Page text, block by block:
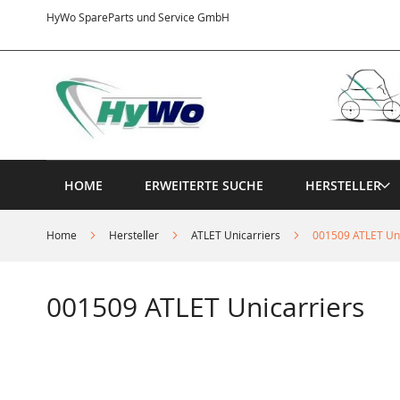
HyWo SpareParts und Service GmbH
Inhalt
HOME ERWEITERTE SUCHE HERSTELLER
Home Hersteller ATLET Unicarriers 001509 ATLET
001509 ATLET Unicarriers